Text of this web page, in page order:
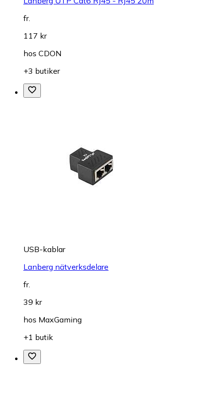
fr.
117 kr
hos CDON
+3 butiker
USB-kablar
Lanberg nätverksdelare
fr.
39 kr
hos MaxGaming
+1 butik